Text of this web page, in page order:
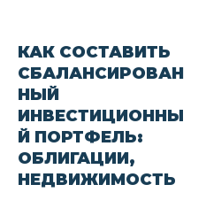
КАК СОСТАВИТЬ
СБАЛАНСИРОВАН
НЫЙ
ИНВЕСТИЦИОННЫ
Й ПОРТФЕЛЬ:
ОБЛИГАЦИИ,
НЕДВИЖИМОСТЬ